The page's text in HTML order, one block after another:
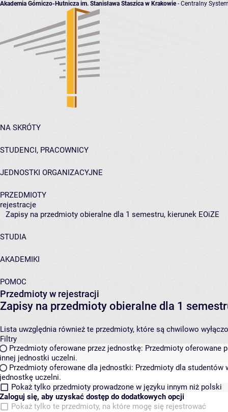
Akademia Górniczo-Hutnicza im. Stanisława Staszica w Krakowie- Centralny
NA SKRÓTY
STUDENCI, PRACOWNICY
JEDNOSTKI ORGANIZACYJNE
PRZEDMIOTY
rejestracje
Zapisy na przedmioty obieralne dla 1 semestru, kierunek EOiZE
STUDIA
AKADEMIKI
POMOC
Przedmioty w rejestracji
Zapisy na przedmioty obieralne dla 1
Lista uwzględnia również te przedmioty, które są chwilowo
Filtry
Przedmioty oferowane przez jednostkę: Przedmioty oferowane
innej jednostki uczelni.
Przedmioty oferowane dla jednostki: Przedmioty dla studentów
jednostkę uczelni.
Pokaż tylko przedmioty prowadzone w języku innym niż polski
Zaloguj się, aby uzyskać dostęp do dodatkowych opcji
Pokaż tylko te przedmioty, na które mogę się rejestrować